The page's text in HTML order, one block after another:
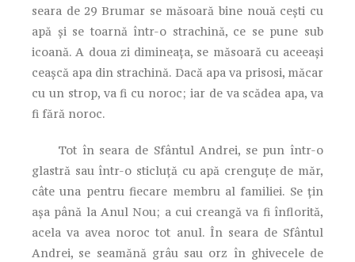
seara de 29 Brumar se măsoară bine nouă cești cu
apă și se toarnă într-o strachină, ce se pune sub
icoană. A doua zi dimineața, se măsoară cu aceeași
ceașcă apa din strachină. Dacă apa va prisosi, măcar
cu un strop, va fi cu noroc; iar de va scădea apa, va
fi fără noroc.
Tot în seara de Sfântul Andrei, se pun într-o
glastră sau într-o sticluță cu apă crenguțe de măr,
câte una pentru fiecare membru al familiei. Se țin
așa până la Anul Nou; a cui creangă va fi înflorită,
acela va avea noroc tot anul. În seara de Sfântul
Andrei, se seamănă grâu sau orz în ghivecele de